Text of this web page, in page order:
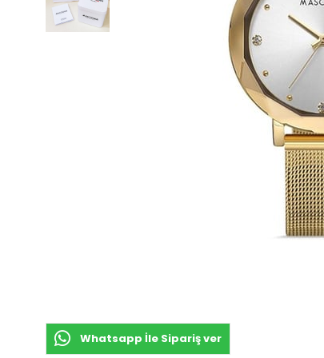
Whatsapp İle Sipariş ver